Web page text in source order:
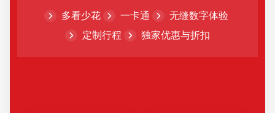
多看少花 一卡通
无缝数字体验
定制行程
独家优惠与折扣